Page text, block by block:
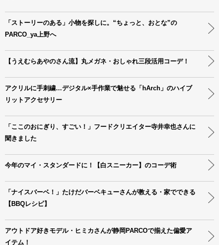
「ストーリーのある」小物を探しに。“ちょっと、おとな”の
PARCO_ya上野へ
【うえむらあやのさん流】丸メガネ・おしゃれ三段活用コーデ！
アクリルに手刺繍…デジタル×手作業で魅せる「hArch」のハイブ
リットアクセサリー
「ここのおにぎり、すごい！」フードクリエイター寺井幸也さんに
聞きました
今年のマイ・スタンダードに！【白スニーカー】のコーデ術
「ナイスバーベ！」たけだバーベキューさんが教える・家でできる
【BBQレシピ】
アウトドア好きモデル・ヒミカさんが静岡PARCOで揃えた偏愛ア
イテム！